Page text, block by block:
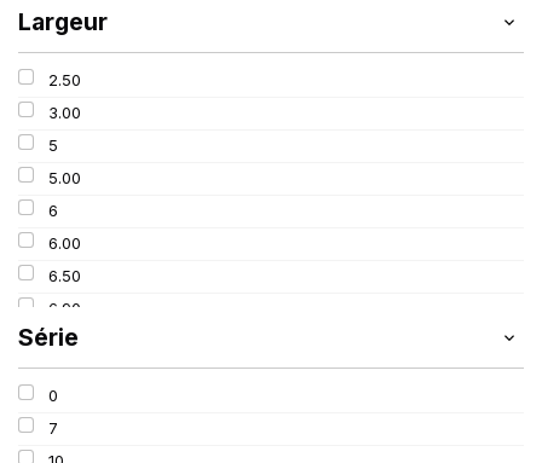
Largeur
2.50
3.00
5
5.00
6
6.00
6.50
6.90
7
7.50
8.15
8.25
Série
0
7